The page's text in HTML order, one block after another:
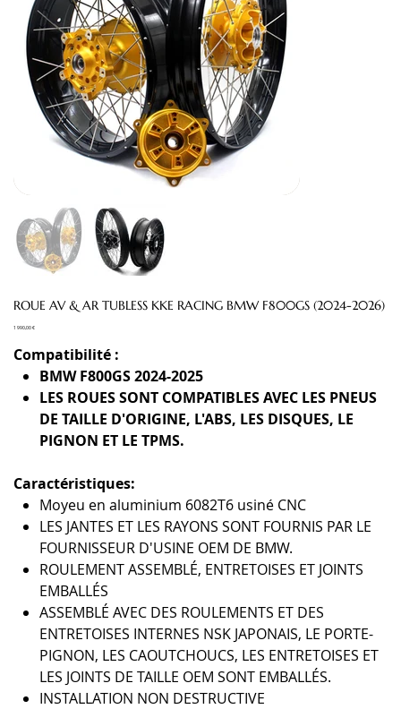
ROUE AV & AR TUBLESS KKE RACING BMW F800GS (2024-2026)
Prix
1 990,00 €
Compatibilité :
BMW F800GS 2024-2025
LES ROUES SONT COMPATIBLES AVEC LES PNEUS
DE TAILLE D'ORIGINE, L'ABS, LES DISQUES, LE
PIGNON ET LE TPMS.
Caractéristiques:
Moyeu en aluminium 6082T6 usiné CNC
LES JANTES ET LES RAYONS SONT FOURNIS PAR LE
FOURNISSEUR D'USINE OEM DE BMW.
ROULEMENT ASSEMBLÉ, ENTRETOISES ET JOINTS
EMBALLÉS
ASSEMBLÉ AVEC DES ROULEMENTS ET DES
ENTRETOISES INTERNES NSK JAPONAIS, LE PORTE-
PIGNON, LES CAOUTCHOUCS, LES ENTRETOISES ET
LES JOINTS DE TAILLE OEM SONT EMBALLÉS.
INSTALLATION NON DESTRUCTIVE